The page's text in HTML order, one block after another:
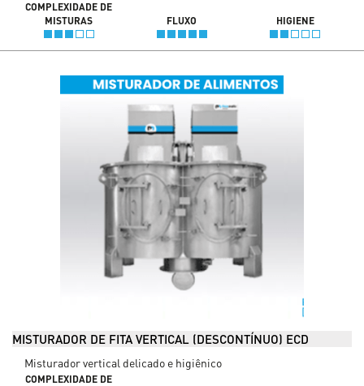
COMPLEXIDADE DE
MISTURAS
FLUXO HIGIENE
MISTURADOR DE FITA VERTICAL (DESCONTÍNUO) ECD
Misturador vertical delicado e higiênico
COMPLEXIDADE DE